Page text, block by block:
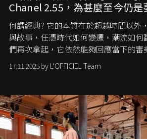
Chanel 2.55，為甚麼至今仍是
何謂經典? 它的本質在於超越時間以外
與故事，任憑時代如何變遷，潮流如何
們再次拿起，它依然能夠回應當下的審
手袋更是這樣存在，自問世至今，一直
位。如果說每個女生的第一個夢想手袋
愛它的雋永與優雅。那麼這個手袋是怎
甚麼取名叫 2.55 ？今天就由《
歲月，回顧 2.55 的誕生故事。
17.11.2025 by L'OFFICIEL Team